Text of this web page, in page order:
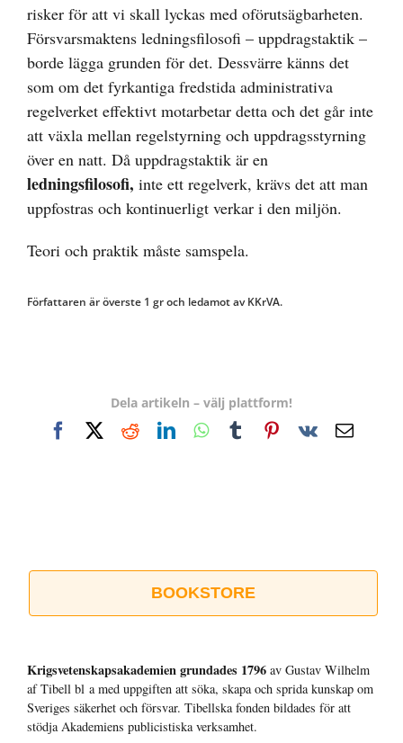
risker för att vi skall lyckas med oförutsägbarheten.
Försvarsmaktens ledningsfilosofi – uppdragstaktik –
borde lägga grunden för det. Dessvärre känns det
som om det fyrkantiga fredstida administrativa
regelverket effektivt motarbetar detta och det går inte
att växla mellan regelstyrning och uppdragsstyrning
över en natt. Då uppdragstaktik är en
ledningsfilosofi, inte ett regelverk, krävs det att man
uppfostras och kontinuerligt verkar i den miljön.
Teori och praktik måste samspela.
Författaren är överste 1 gr och ledamot av KKrVA.
Dela artikeln – välj plattform!
FacebookRedditLinkedInWhatsApp
TumblrPinterest
Vk
E-
BOOKSTORE
Krigsvetenskap­sakademien grundades 1796 av Gustav Wilhelm
af Tibell bl a med uppgiften att söka, skapa och sprida kunskap om
Sveriges säkerhet och försvar. Tibellska fonden bildades för att
stödja Akademiens publicistiska verksamhet.